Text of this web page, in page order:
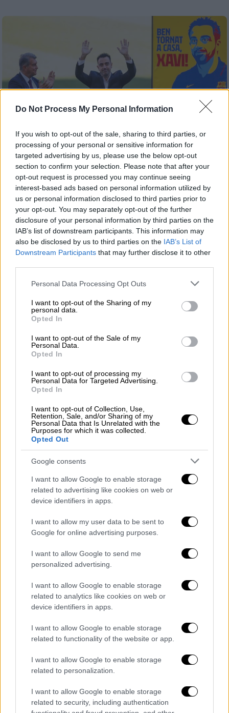
Do Not Process My Personal Information
If you wish to opt-out of the sale, sharing to third parties, or
processing of your personal or sensitive information for
targeted advertising by us, please use the below opt-out
section to confirm your selection. Please note that after your
opt-out request is processed you may continue seeing
interest-based ads based on personal information utilized by
us or personal information disclosed to third parties prior to
your opt-out. You may separately opt-out of the further
disclosure of your personal information by third parties on the
IAB’s list of downstream participants. This information may
also be disclosed by us to third parties on the IAB’s List of
Downstream Participants that may further disclose it to other
Please note that this website/app uses one or more Google
not limited to your visit or usage behaviour. You may click to
grant or deny consent to Google and its third-party tags to
use your data for below specified purposes in below Google
consent section.
Personal Data Processing Opt Outs
I want to opt-out of the Sharing of my
personal data.
Opted In
I want to opt-out of the Sale of my
Personal Data.
Opted In
I want to opt-out of processing my
Personal Data for Targeted Advertising.
Opted In
I want to opt-out of Collection, Use,
Retention, Sale, and/or Sharing of my
Personal Data that Is Unrelated with the
Purposes for which it was collected.
Opted Out
Google consents
I want to allow Google to enable storage
related to advertising like cookies on web or
device identifiers in apps.
I want to allow my user data to be sent to
Google for online advertising purposes.
I want to allow Google to send me
personalized advertising.
I want to allow Google to enable storage
related to analytics like cookies on web or
device identifiers in apps.
I want to allow Google to enable storage
related to functionality of the website or app.
I want to allow Google to enable storage
related to personalization.
I want to allow Google to enable storage
related to security, including authentication
Αθλητισμός|08.11.2021 17:30
Υπογραφές στο Καμπ Νόου και
αποθέωση Τσάβι από 25.000 φίλους της
Μπαρτσελόνα
Ο Τσάβι παραδέχθηκε ότι αναλαμβάνει τις
τύχες της Μπαρτσελόνα σε μια δύσκολη
εποχή για το κλαμπ
Αθλητισμός|06.11.2021 09:00
Μπαρτσελόνα: Ο Τσάβι και επίσημα στον
πάγκο – Ανακοινώθηκε η πρόσληψή του
Επίσημη ανακοίνωση από τους
Αθλητισμός |01.11.2021 07:58